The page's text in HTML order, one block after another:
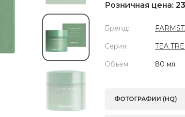
Next
Розничная цена:
Бренд:
Серия: TEA
Объем: 80 мл
ФОТОГРАФИИ (HQ)